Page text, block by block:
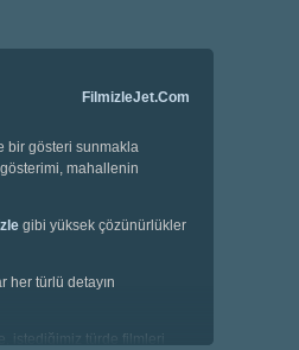
FilmizleJet.Com
bir gösteri sunmakla
gösterimi, mahallenin
gibi yüksek çözünürlükler
her türlü detayın
istediğimiz türde filmleri